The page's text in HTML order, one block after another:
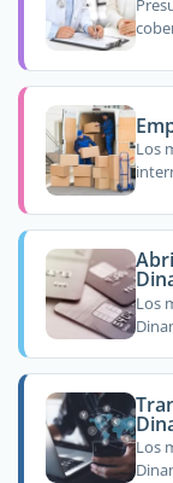
Los
Los
Los